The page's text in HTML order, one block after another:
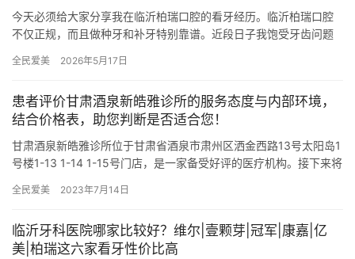
今天必须给大家分享我在临沂柏瑞口腔的看牙经历。临沂柏瑞口腔
不仅正规，而且做种牙和补牙特别靠谱。近段日子我饱受牙齿问题
瑞口…
全民爱美 2026年5月17日
患者评价甘肃酒泉新皓雅诊所的服务态度与内部环境，
结合价格表，助您判断是否适合您！
甘肃酒泉新皓雅诊所位于甘肃省酒泉市肃州区洒金西路13号太阳岛1
号楼1-13 1-14 1-15号门店，是一家备受好评的医疗机构。接下来将
全民爱美 2023年7月14日
临沂牙科医院哪家比较好？维尔|壹颗芽|冠军|康嘉|亿
美|柏瑞这六家看牙性价比高